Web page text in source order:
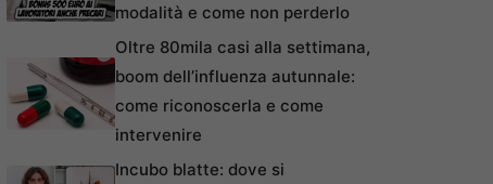
modalità e come non perderlo
Oltre 80mila casi alla settimana,
boom dell’influenza autunnale:
come riconoscerla e come
intervenire
Incubo blatte: dove si